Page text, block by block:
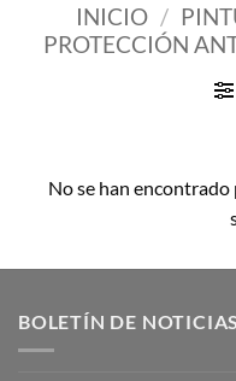
INICIO /
PROTECCIÓN
No se han
BOLETÍN DE NOTICIAS